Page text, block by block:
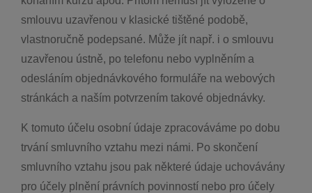
smlouvu uzavřenou v klasické tištěné podobě,
vlastnoručně podepsané. Může jít např. i o smlouvu
uzavřenou ústně, po telefonu nebo vyplněním a
odesláním objednávkového formuláře na webových
stránkách a naším potvrzením takové objednávky.
K tomuto účelu osobní údaje zpracováváme po dobu
trvání smluvního vztahu mezi námi. Po skončení
smluvního vztahu jsou pak některé údaje uchovávány
pro účely plnění právních povinností nebo pro účely